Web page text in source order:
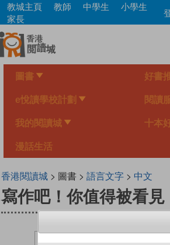
Skip
main
content
教城主頁 教師 中學生
小學生
家長
圖書 好書
e悅讀學校計劃 閱讀
我的閱讀城 十本
漫話生活
香港閱讀城> 圖書 > 語言文字> 中文
寫作吧！你值得被看見